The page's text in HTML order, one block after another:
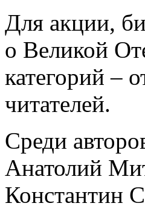
Для акции,
о Великой
категорий –
читателей.
Среди
Анатолий
Константин